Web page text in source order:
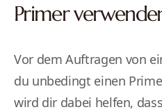
Primer
Vor dem Auftragen von
du unbedingt einen
wird dir dabei helfen,